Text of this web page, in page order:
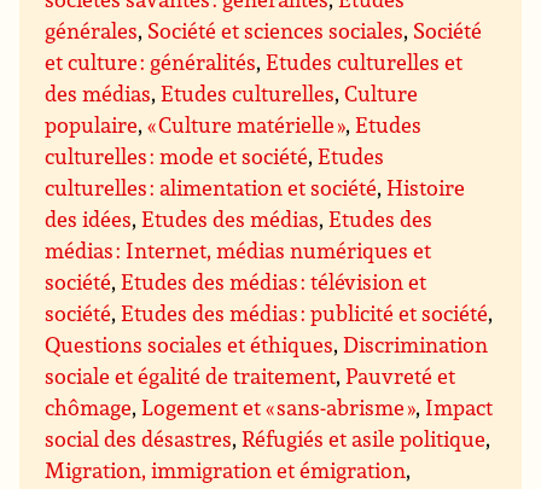
générales, Société et sciences sociales, Société
et culture : généralités,Etudes culturelles et
des médias,Etudes culturelles,Culture
populaire,« Culture matérielle »,Etudes
culturelles : mode et société,Etudes
culturelles : alimentation et société,Histoire
des idées,Etudes des médias,Etudes des
médias : Internet, médias numériques et
société,Etudes des médias : télévision et
société,Etudes des médias : publicité et société,
Questions sociales et éthiques,Discrimination
sociale et égalité de traitement,Pauvreté et
chômage,Logement et « sans-abrisme », Impact
social des désastres,Réfugiés et asile politique,
Migration, immigration et émigration,